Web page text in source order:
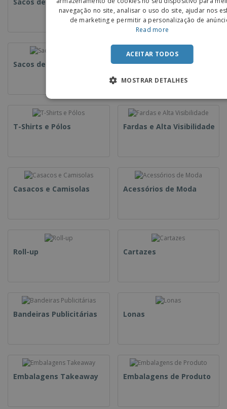
Sacos de Plástico Saquetas
T-Shirts e Pólos Fardas e Alta Visibilidade
Casacos e Camisolas Acessórios de Moda
Roll-up Cartazes
Bandeiras Publicitárias Lonas
Embalagens Takeaway Embalagens de Produto
navegação no site, analisar o uso do site, ajudar nos
de marketing e permitir a personalização de
Read more
ACEITAR TODOS
MOSTRAR DETALHES